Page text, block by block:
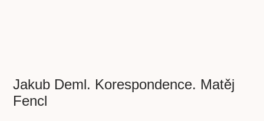
Jakub Deml. Korespondence. Matěj
Fencl